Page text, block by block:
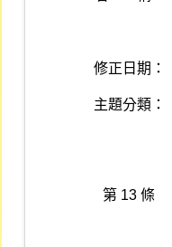
修正日期：
主題分類：
第 13 條